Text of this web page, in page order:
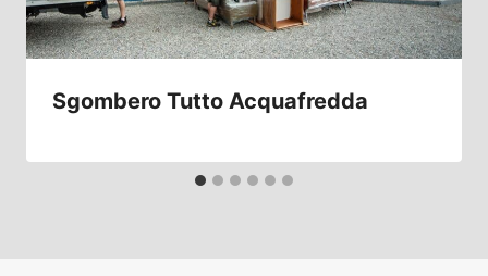
Sgombero Tutto Acquafredda